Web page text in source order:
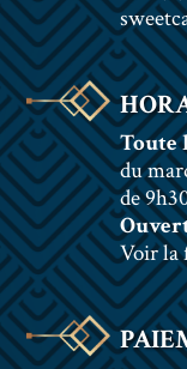
Toute
du
de
Voir la